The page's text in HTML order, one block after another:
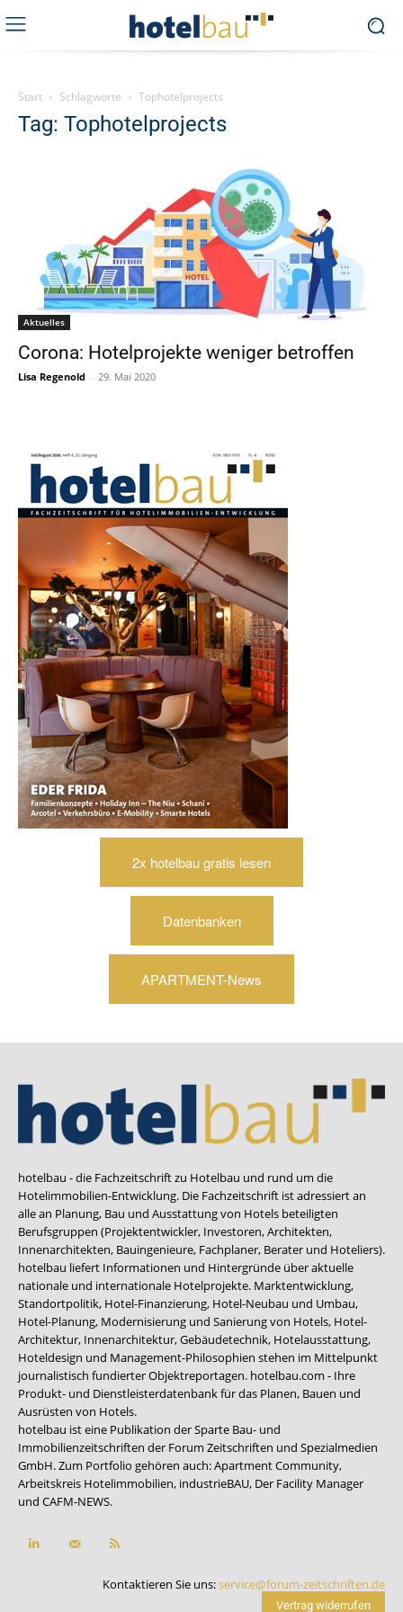
Start Schlagworte Tophotelprojects
Tag: Tophotelprojects
Aktuelles
Corona: Hotelprojekte weniger betroffen
Lisa Regenold - 29. Mai 2020
2x hotelbau gratis lesen
Datenbanken
APARTMENT-News
hotelbau - die Fachzeitschrift zu Hotelbau und rund um die
Hotelimmobilien-Entwicklung. Die Fachzeitschrift ist adressiert an
alle an Planung, Bau und Ausstattung von Hotels beteiligten
Berufsgruppen (Projektentwickler, Investoren, Architekten,
Innenarchitekten, Bauingenieure, Fachplaner, Berater und Hoteliers).
hotelbau liefert Informationen und Hintergründe über aktuelle
nationale und internationale Hotelprojekte. Marktentwicklung,
Standortpolitik, Hotel-Finanzierung, Hotel-Neubau und Umbau,
Hotel-Planung, Modernisierung und Sanierung von Hotels, Hotel-
Architektur, Innenarchitektur, Gebäudetechnik, Hotelausstattung,
Hoteldesign und Management-Philosophien stehen im Mittelpunkt
journalistisch fundierter Objektreportagen. hotelbau.com - Ihre
Produkt- und Dienstleisterdatenbank für das Planen, Bauen und
Ausrüsten von Hotels.
hotelbau ist eine Publikation der Sparte Bau- und
Immobilienzeitschriften der Forum Zeitschriften und Spezialmedien
GmbH. Zum Portfolio gehören auch:Apartment Community,
Arbeitskreis Hotelimmobilien, industrieBAU, Der Facility Manager
und CAFM-NEWS.
Kontaktieren Sie uns:service@forum-zeitschriften.de
Vertrag widerrufen